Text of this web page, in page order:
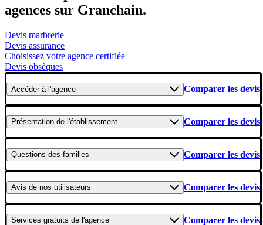
agences sur Granchain.
Devis marbrerie
Devis assurance
Choisissez votre agence certifiée
Devis obsèques
Accéderà l'agence Comparer les devis
Présentation de l'établissement Comparer les devis
Questions des familles Comparer les devis
Avis de nos utilisateurs Comparer les devis
Services gratuits de l'agence Comparer les devis